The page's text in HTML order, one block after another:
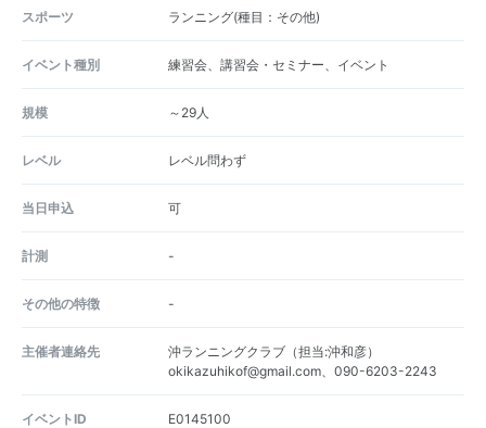
スポーツ ランニング(種目：その他)
イベント種別 練習会、講習会・セミナー、イベント
規模 ～29人
レベル レベル問わず
当日申込 可
計測 -
その他の特徴 -
主催者連絡先
沖ランニングクラブ（担当:沖和彦）
okikazuhikof@gmail.com、090-6203-2243
イベントID E0145100